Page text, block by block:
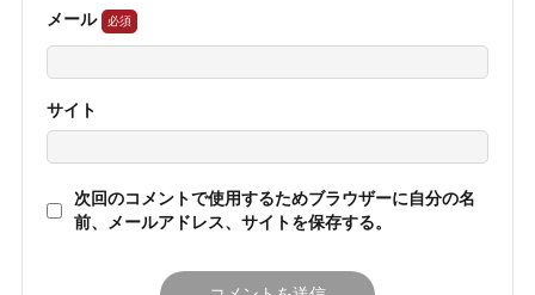
メール
サイト
次回のコメントで使用するためブラウザーに自分の名
前、メールアドレス、サイトを保存する。